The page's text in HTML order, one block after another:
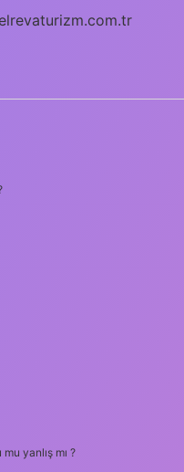
yanlış mı ?